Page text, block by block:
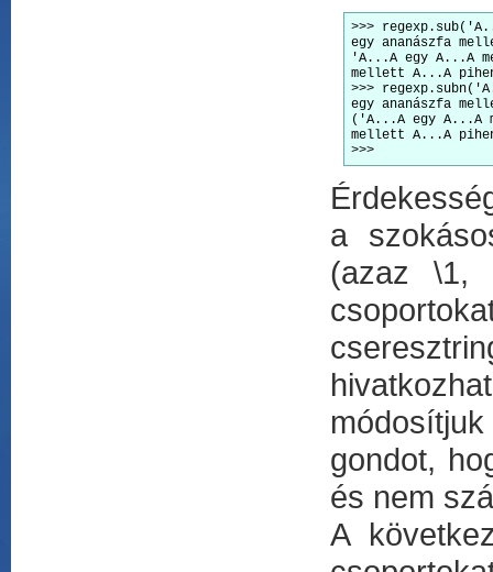
>>>
egy ananászfa
'A...A egy A...A
mellett A...A
>>>
egy ananászfa
('A...A egy A...A
mellett A...A
>>>
a
(azaz \1,
gondot,
és nem
A